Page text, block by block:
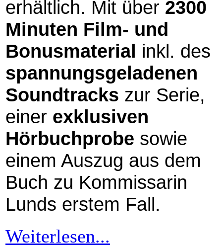
erhältlich. Mit über 2300
Minuten Film- und
Bonusmaterial inkl. des
spannungsgeladenen
Soundtracks zur Serie,
einer exklusiven
Hörbuchprobe sowie
einem Auszug aus dem
Buch zu Kommissarin
Lunds erstem Fall.
Weiterlesen...